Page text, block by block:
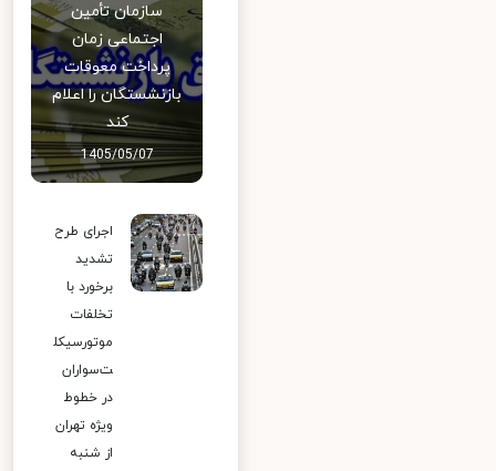
سازمان تأمین
اجتماعی زمان
پرداخت معوقات
بازنشستگان را اعلام
کند
1405/05/07
اجرای طرح
تشدید
برخورد با
تخلفات
موتورسیکل
ت‌سواران
در خطوط
ویژه تهران
از شنبه